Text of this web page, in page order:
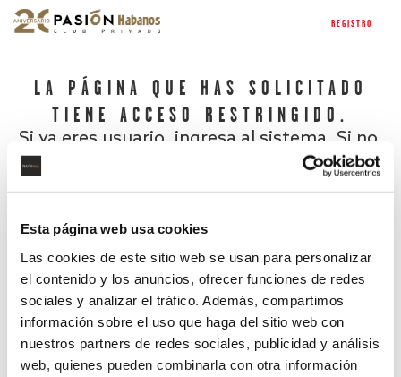
Esta página web usa cookies
Las cookies de este sitio web se usan para personalizar
el contenido y los anuncios, ofrecer funciones de redes
sociales y analizar el tráfico. Además, compartimos
información sobre el uso que haga del sitio web con
nuestros partners de redes sociales, publicidad y análisis
web, quienes pueden combinarla con otra información
REGISTRO
LA PÁGINA QUE HAS SOLICITADO
TIENE ACCESO RESTRINGIDO.
Si ya eres usuario, ingresa al sistema. Si no,
¿Has olvidado tu contraseña?